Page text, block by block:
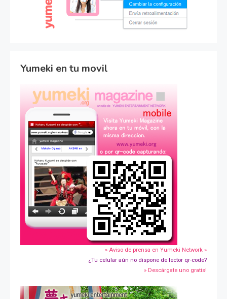
Yumeki en tu movil
» Aviso de prensa en Yumeki Network »
¿Tu celular aún no dispone de lector qr-code?
» Descárgate uno gratis!